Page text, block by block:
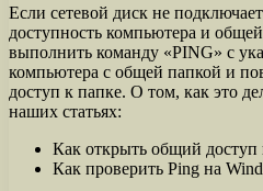
Если сетевой диск не
доступность компьютера и
выполнить команду «PING» с
компьютера с общей папкой и
доступ к папке. О том, как это
наших статьях:
Как открыть общий доступ
Как проверить Ping на